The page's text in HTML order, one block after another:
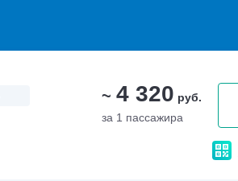
~ 4 320 руб.
за 1 пассажира